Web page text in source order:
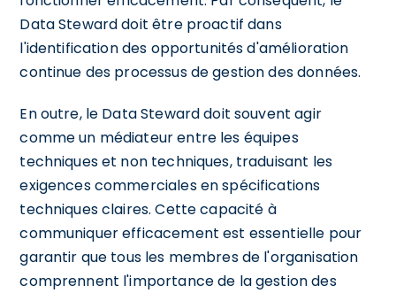
Data Steward doit être proactif dans
l'identification des opportunités d'amélioration
continue des processus de gestion des données.
En outre, le Data Steward doit souvent agir
comme un médiateur entre les équipes
techniques et non techniques, traduisant les
exigences commerciales en spécifications
techniques claires. Cette capacité à
communiquer efficacement est essentielle pour
garantir que tous les membres de l'organisation
comprennent l'importance de la gestion des